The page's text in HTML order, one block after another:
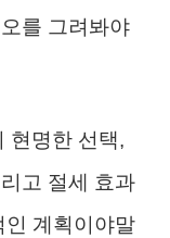
를 그려봐야
현명한 선택,
고 절세 효과
인 계획이야말